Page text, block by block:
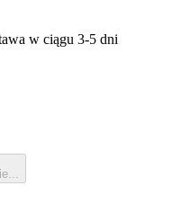
w ciągu 3-5 dni